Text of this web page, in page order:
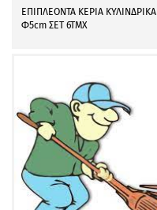
ΕΠΙΠΛΕΟΝΤΑ ΚΕΡΙΑ ΚΥΛΙΝΔΡΙΚΑ
Φ5cm ΣΕΤ 6ΤΜΧ